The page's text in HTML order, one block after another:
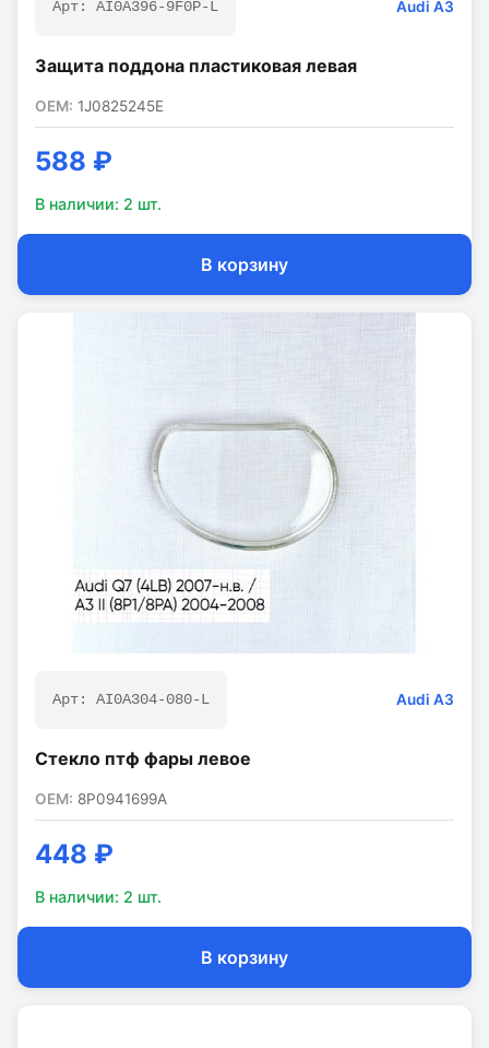
Арт: AI0A396-9F0P-L Audi A3
Защита поддона пластиковая левая
OEM: 1J0825245E
588 ₽
В наличии: 2 шт.
В корзину
Арт: AI0A304-080-L Audi A3
Стекло птф фары левое
OEM: 8P0941699A
448 ₽
В наличии: 2 шт.
В корзину